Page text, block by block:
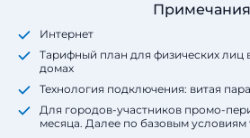
Примечания
Интернет
Тарифный план для физических лиц
домах
Технология подключения: витая пара
Для городов-участников промо-
месяца. Далее по базовым условиям